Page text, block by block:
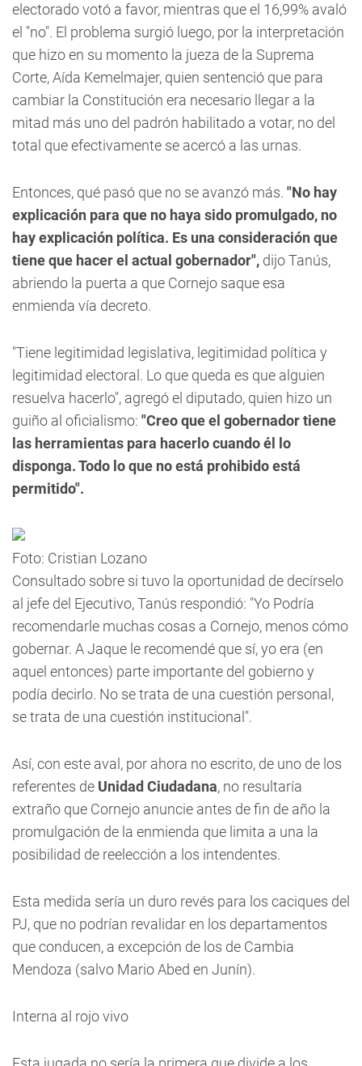
electorado votó a favor, mientras que el 16,99% avaló
el "no". El problema surgió luego, por la interpretación
que hizo en su momento la jueza de la Suprema
Corte, Aída Kemelmajer, quien sentenció que para
cambiar la Constitución era necesario llegar a la
mitad más uno del padrón habilitado a votar, no del
total que efectivamente se acercó a las urnas.
Entonces, qué pasó que no se avanzó más. "No hay
explicación para que no haya sido promulgado, no
hay explicación política. Es una consideración que
tiene que hacer el actual gobernador", dijo Tanús,
abriendo la puerta a que Cornejo saque esa
enmienda vía decreto.
"Tiene legitimidad legislativa, legitimidad política y
legitimidad electoral. Lo que queda es que alguien
resuelva hacerlo", agregó el diputado, quien hizo un
guiño al oficialismo: "Creo que el gobernador tiene
las herramientas para hacerlo cuando él lo
disponga. Todo lo que no está prohibido está
permitido".
Foto: Cristian Lozano
Consultado sobre si tuvo la oportunidad de decírselo
al jefe del Ejecutivo, Tanús respondió: "Yo Podría
recomendarle muchas cosas a Cornejo, menos cómo
gobernar. A Jaque le recomendé que sí, yo era (en
aquel entonces) parte importante del gobierno y
podía decirlo. No se trata de una cuestión personal,
se trata de una cuestión institucional".
Así, con este aval, por ahora no escrito, de uno de los
referentes de Unidad Ciudadana, no resultaría
extraño que Cornejo anuncie antes de fin de año la
promulgación de la enmienda que limita a una la
posibilidad de reelección a los intendentes.
Esta medida sería un duro revés para los caciques del
PJ, que no podrían revalidar en los departamentos
que conducen, a excepción de los de Cambia
Mendoza (salvo Mario Abed en Junín).
Interna al rojo vivo